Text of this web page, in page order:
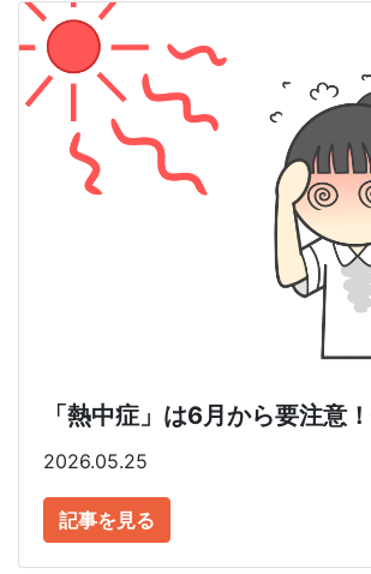
「熱中症」は6月から要注意
2026.05.25
記事を見る